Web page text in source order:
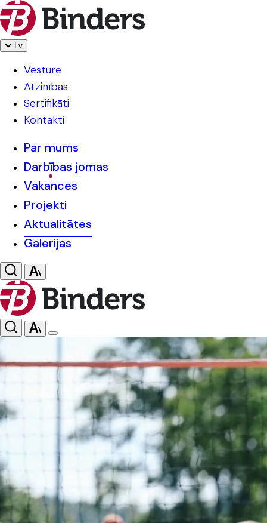
Lv
Vēsture
Atzinības
Sertifikāti
Kontakti
Par mums
Darbības jomas
Vakances
Projekti
Aktualitātes
Galerijas